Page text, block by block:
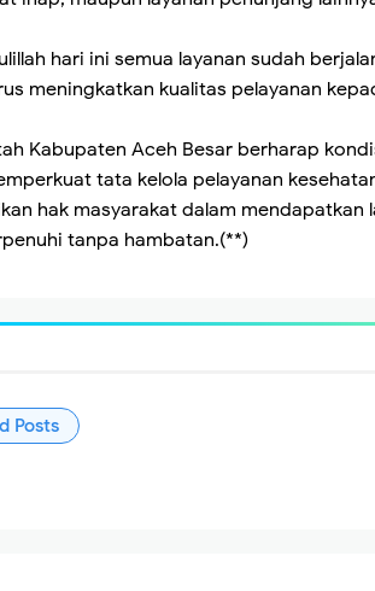
hari ini semua layanan sudah
meningkatkan kualitas pelayanan
Kabupaten Aceh Besar berharap
tata kelola pelayanan
hak masyarakat dalam mendapatkan
tanpa hambatan.(**)
Posts